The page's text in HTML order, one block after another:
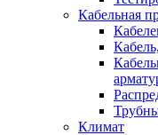
Кабельная
Климат